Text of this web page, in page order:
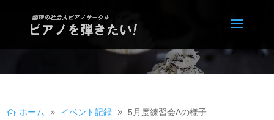
ホーム イベント記録 5月度練習会Aの様子